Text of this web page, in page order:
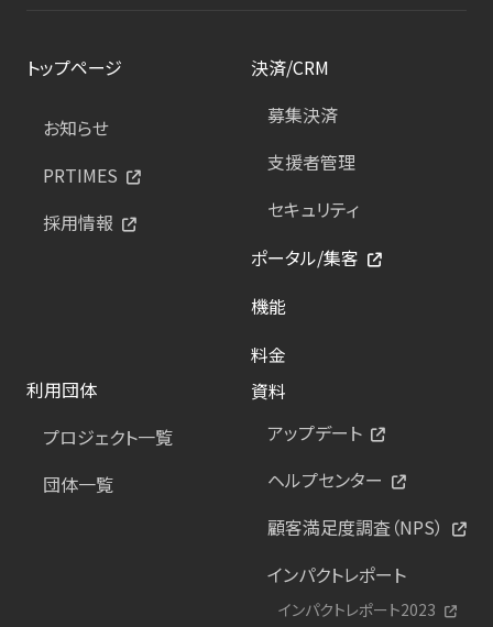
トップページ
お知らせ
PRTIMES
採用情報
決済/CRM
募集決済
支援者管理
セキュリティ
ポータル/集客
機能
料金
利用団体
プロジェクト一覧
団体一覧
資料
アップデート
ヘルプセンター
顧客満足度調査（NPS）
インパクトレポート
インパクトレポート2023